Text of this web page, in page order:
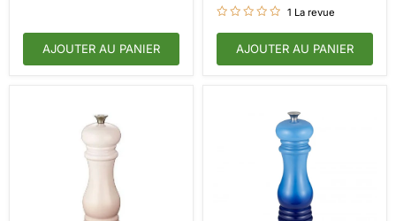
AJOUTER AU PANIER
1 La revue
AJOUTER AU PANIER